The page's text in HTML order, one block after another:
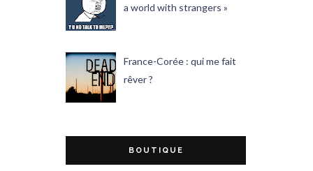
a world with strangers »
France-Corée : qui me fait
rêver ?
BOUTIQUE